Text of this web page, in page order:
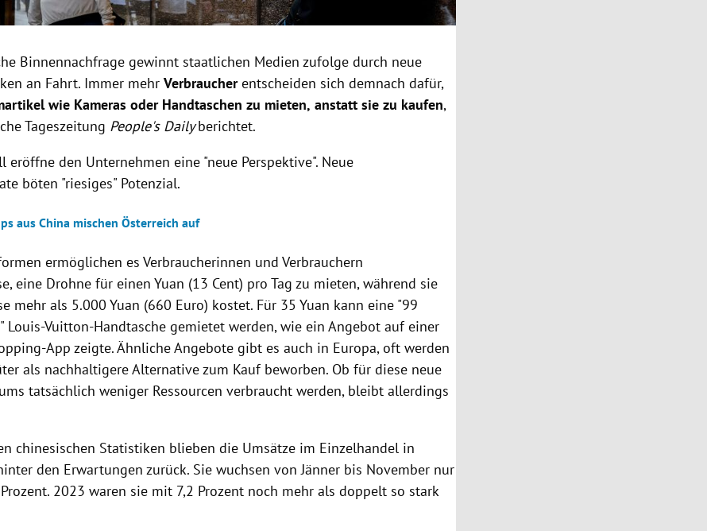
Binnennachfrage gewinnt staatlichen Medien zufolge durch neue
an Fahrt. Immer mehrVerbraucherentscheiden sich demnach dafür,
wie Kameras oder Handtaschen zu mieten, anstatt sie zu kaufen,
Tageszeitung People's Dailyberichtet.
eröffne den Unternehmen eine "neue Perspektive". Neue
böten "riesiges" Potenzial.
aus China mischen Österreich auf
ermöglichen es Verbraucherinnen und Verbrauchern
eine Drohne für einen Yuan (13 Cent) pro Tag zu mieten, während sie
mehr als 5.000 Yuan (660 Euro) kostet. Für 35 Yuan kann eine "99
Louis-Vuitton-Handtasche gemietet werden, wie ein Angebot auf einer
App zeigte. Ähnliche Angebote gibt es auch in Europa, oft werden
als nachhaltigere Alternative zum Kauf beworben. Ob für diese neue
tatsächlich weniger Ressourcen verbraucht werden, bleibt allerdings
chinesischen Statistiken blieben die Umsätze im Einzelhandel in
den Erwartungen zurück. Sie wuchsen von Jänner bis November nur
2023 waren sie mit 7,2 Prozent noch mehr als doppelt so stark